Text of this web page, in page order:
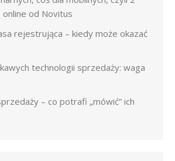
online od Novitus
rejestrująca – kiedy może okazać
technologii sprzedaży: waga
– co potrafi „mówić” ich